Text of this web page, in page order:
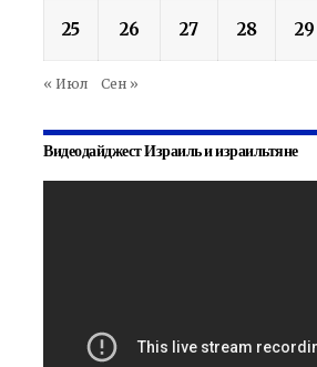
25 26 27 28 29
« Июл Сен »
Видеодайджест Израиль и израильтяне